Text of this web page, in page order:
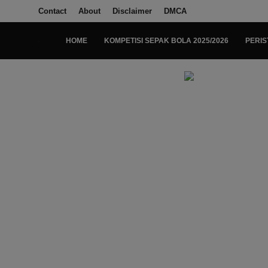
Contact About Disclaimer DMCA
HOME KOMPETISI SEPAK BOLA 2025/2026